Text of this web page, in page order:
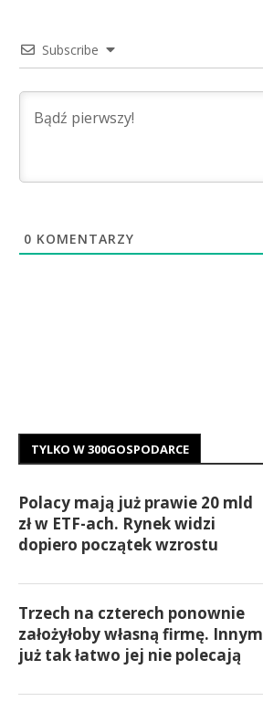
Subscribe
0 KOMENTARZY
TYLKO W 300GOSPODARCE
Polacy mają już prawie 20 mld
zł w ETF-ach. Rynek widzi
dopiero początek wzrostu
Trzech na czterech ponownie
założyłoby własną firmę. Innym
już tak łatwo jej nie polecają